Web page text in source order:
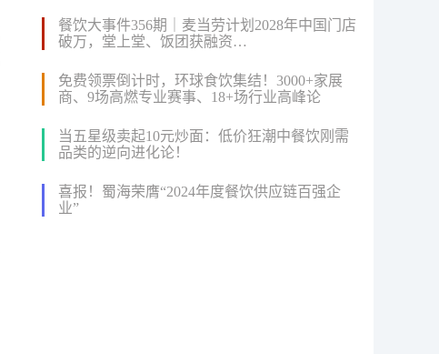
餐饮大事件356期｜麦当劳计划2028年中国门店
破万，堂上堂、饭团获融资…
免费领票倒计时，环球食饮集结！3000+家展
商、9场高燃专业赛事、18+场行业高峰论
当五星级卖起10元炒面：低价狂潮中餐饮刚需
品类的逆向进化论！
喜报！蜀海荣膺“2024年度餐饮供应链百强企
业”